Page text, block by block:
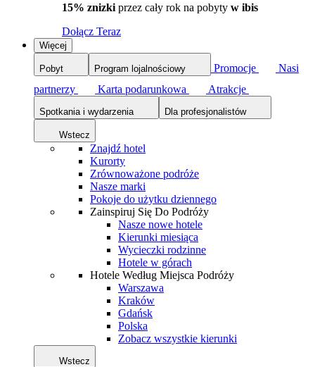
15% znizki przez cały rok na pobyty w ibis
Dołącz Teraz
Więcej
Pobyt Program lojalnościowy Promocje
Nasi
partnerzy
Karta podarunkowa Atrakcje
Spotkania i wydarzenia Dla profesjonalistów
Wstecz
Znajdź hotel
Kurorty
Zrównoważone podróże
Nasze marki
Pokoje do użytku dziennego
Zainspiruj Się Do Podróży
Nasze nowe hotele
Kierunki miesiąca
Wycieczki rodzinne
Hotele w górach
Hotele Według Miejsca Podróży
Warszawa
Kraków
Gdańsk
Polska
Zobacz wszystkie kierunki
Wstecz